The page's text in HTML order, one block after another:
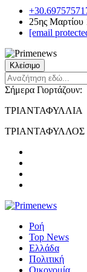
25ης
[email
Κλείσιμο
Σήμερα Γιορτάζουν:
ΤΡΙΑΝΤΑΦΥΛΛΙΑ
ΤΡΙΑΝΤΑΦΥΛΛΟΣ
Ροή
Top News
Ελλάδα
Πολιτική
Οικονομία